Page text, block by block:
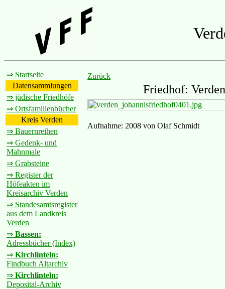
⇒ Startseite
Datensammlungen
⇒ jüdische Friedhöfe
⇒ Ortsfamilienbücher
Kreis Verden
⇒ Bauernreihen
⇒ Gedenk- und
Mahnmale
⇒ Grabsteine
⇒ Register der
Höfeakten im
Kreisarchiv Verden
⇒ Standesamtsregister
aus dem Landkreis
Verden
⇒ Bassen:
Adressbücher (Index)
⇒ Kirchlinteln:
Findbuch Altarchiv
⇒ Kirchlinteln:
Deposital-Archiv
Zurück
Friedhof:
Aufnahme: 2008 von Olaf Schmidt